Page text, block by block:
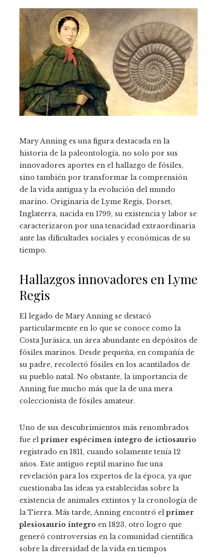
Mary Anning es una figura destacada en la
historia de la paleontología, no solo por sus
innovadores aportes en el hallazgo de fósiles,
sino también por transformar la comprensión
de la vida antigua y la evolución del mundo
marino. Originaria de Lyme Regis, Dorset,
Inglaterra, nacida en 1799, su existencia y labor se
caracterizaron por una tenacidad extraordinaria
ante las dificultades sociales y económicas de su
tiempo.
Hallazgos innovadores en Lyme
Regis
El legado de Mary Anning se destacó
particularmente en lo que se conoce como la
Costa Jurásica, un área abundante en depósitos de
fósiles marinos. Desde pequeña, en compañía de
su padre, recolectó fósiles en los acantilados de
su pueblo natal. No obstante, la importancia de
Anning fue mucho más que la de una mera
coleccionista de fósiles amateur.
Uno de sus descubrimientos más renombrados
fue elprimer espécimen íntegro de ictiosaurio
registrado en 1811, cuando solamente tenía 12
años. Este antiguo reptil marino fue una
revelación para los expertos de la época, ya que
cuestionaba las ideas ya establecidas sobre la
existencia de animales extintos y la cronología de
la Tierra. Más tarde, Anning encontró elprimer
plesiosaurio íntegro en 1823, otro logro que
generó controversias en la comunidad científica
sobre la diversidad de la vida en tiempos